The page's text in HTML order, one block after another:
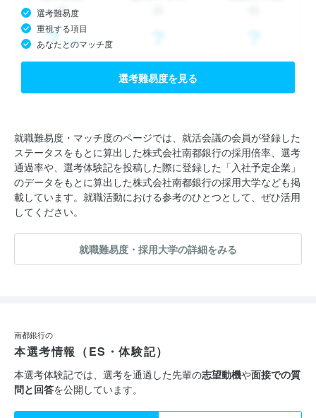
選考難易度
重視する項目
あなたとのマッチ度
選考難易度を見る
就職難易度・マッチ度のページでは、就活会議の会員が登録した
ステータスをもとに算出した株式会社南都銀行の採用倍率、選考
通過率や、選考体験記を投稿した際に登録した「入社予定企業」
のデータをもとに算出した株式会社南都銀行の採用大学なども掲
載しています。就職活動における参考のひとつとして、ぜひ活用
してください。
就職難易度・採用大学の詳細をみる
南都銀行の
本選考情報（ES・体験記）
本選考体験記では、選考を通過した先輩の志望動機や面接での質
問と回答を公開しています。